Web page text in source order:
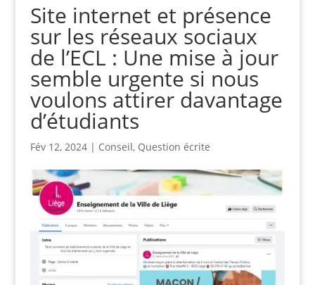
Site internet et présence
sur les réseaux sociaux
de l’ECL : Une mise à jour
semble urgente si nous
voulons attirer davantage
d’étudiants
Fév 12, 2024| Conseil, Question écrite